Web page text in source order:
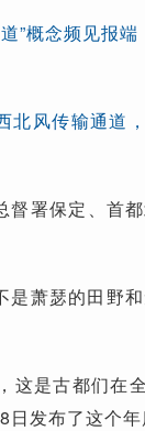
”概念频见报
风传输通道
督署保定、
萧瑟的田野
这是古都们在
发布了这个年